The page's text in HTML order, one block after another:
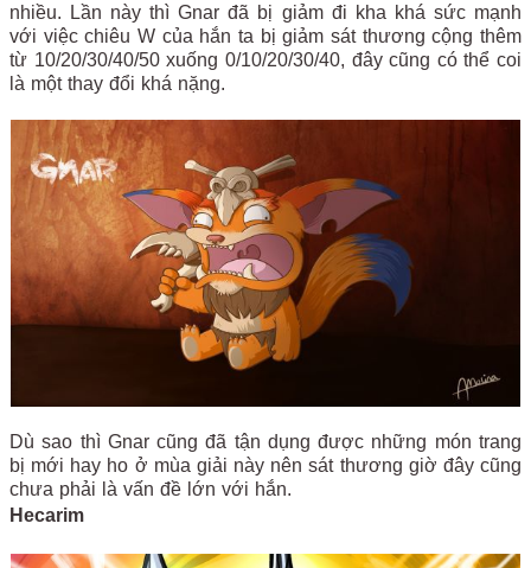
nhiều. Lần này thì Gnar đã bị giảm đi kha khá sức mạnh
với việc chiêu W của hắn ta bị giảm sát thương cộng thêm
từ 10/20/30/40/50 xuống 0/10/20/30/40, đây cũng có thể coi
là một thay đổi khá nặng.
Dù sao thì Gnar cũng đã tận dụng được những món trang
bị mới hay ho ở mùa giải này nên sát thương giờ đây cũng
chưa phải là vấn đề lớn với hắn.
Hecarim